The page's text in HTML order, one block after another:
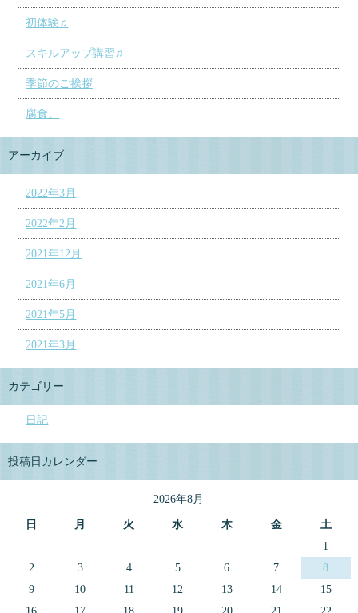
初体験♫
スキルアップ講習♫
季節のご挨拶
腐食。
アーカイブ
2022年3月
2022年2月
2021年12月
2021年6月
2021年5月
2021年3月
カテゴリー
日記
投稿日カレンダー
2026年8月
日 月 火 水 木 金
土
1
2
3 4 5 6 7
8
9
10 11 12 13 14
15